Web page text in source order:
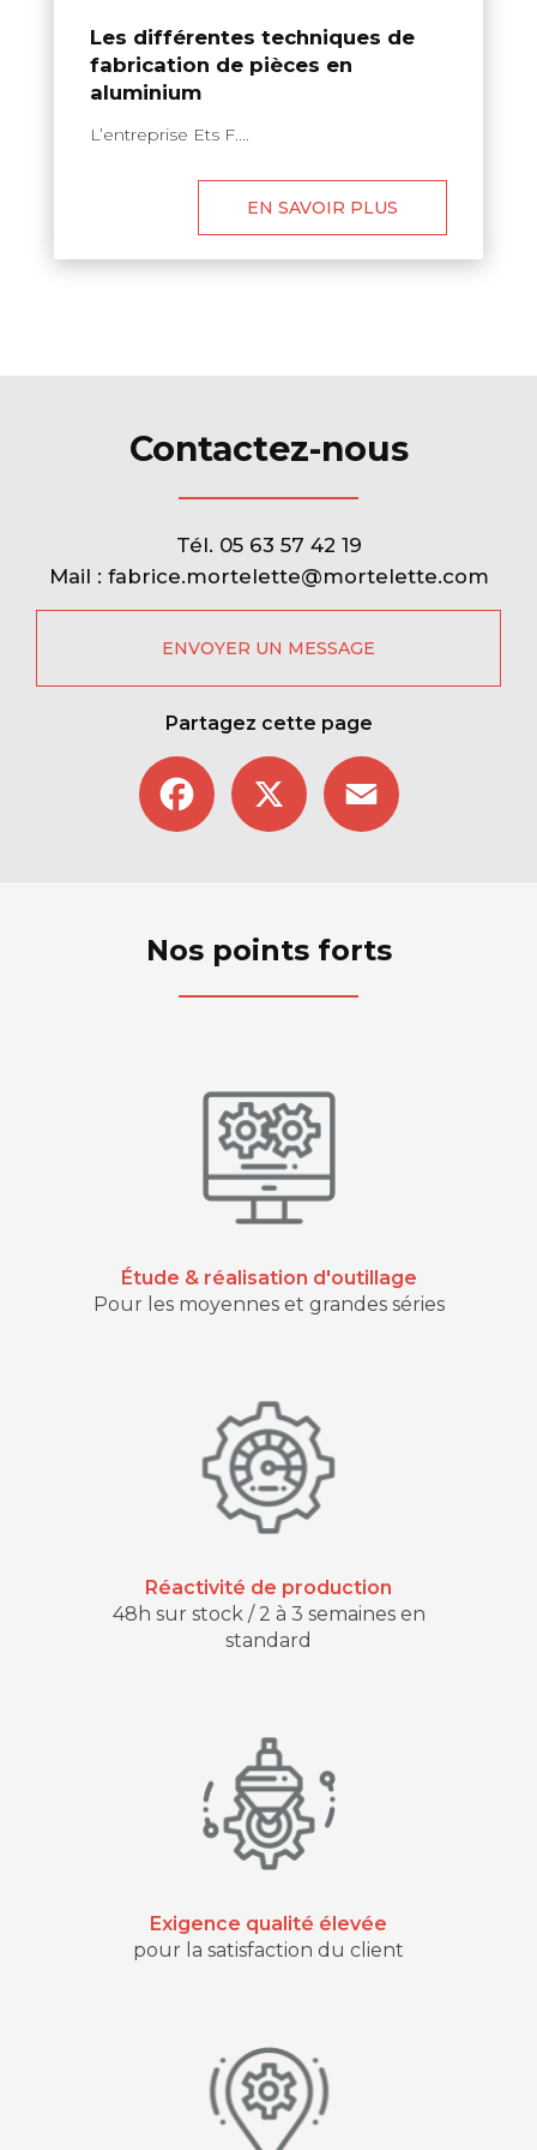
Les différentes techniques de
fabrication de pièces en
aluminium
L’entreprise Ets F....
EN SAVOIR PLUS
Contactez-nous
Tél. 05 63 57 42 19
Mail : fabrice.mortelette@mortelette.com
ENVOYER UN MESSAGE
Partagez cette page
Facebook
Nos points forts
Étude & réalisation d'outillage
Pour les moyennes et grandes séries
Réactivité de production
48h sur stock / 2 à 3 semaines en
standard
Exigence qualité élevée
pour la satisfaction du client